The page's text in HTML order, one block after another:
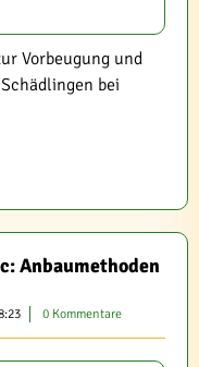
Vorbeugung und
bei
Anbaumethoden
0 Kommentare